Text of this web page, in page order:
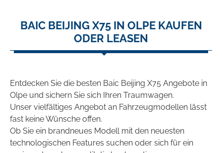
BAIC BEIJING X75 IN OLPE KAUFEN
ODER LEASEN
Entdecken Sie die besten Baic Beijing X75 Angebote in
Olpe und sichern Sie sich Ihren Traumwagen.
Unser vielfältiges Angebot an Fahrzeugmodellen lässt
fast keine Wünsche offen.
Ob Sie ein brandneues Modell mit den neuesten
technologischen Features suchen oder sich für ein